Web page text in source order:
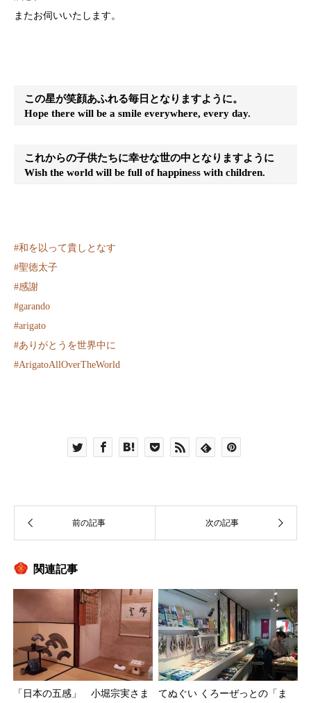
またお伺いいたします。
この星が笑顔あふれる毎日となりますように。
Hope there will be a smile everywhere, every day.
これからの子供たちに幸せな世の中となりますように
Wish the world will be full of happiness with children.
#和を以って貴しとなす
#聖徳太子
#感謝
#garando
#arigato
#ありがとうを世界中に
#ArigatoAllOverTheWorld
関連記事
「日本の五感」 小堀宗実さま
てぬぐい くろーぜっとの「ま